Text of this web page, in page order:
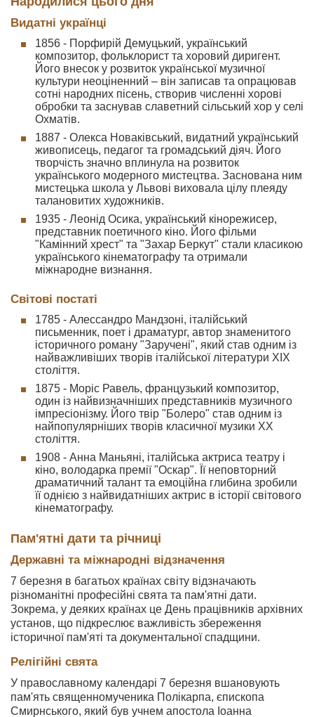
Видатні українці
1856 - Порфирій Демуцький, український
композитор, фольклорист та хоровий диригент.
Його внесок у розвиток української музичної
культури неоціненний – він записав та опрацював
сотні народних пісень, створив численні хорові
обробки та заснував славетний сільський хор у селі
Охматів.
1887 - Олекса Новаківський, видатний український
живописець, педагог та громадський діяч. Його
творчість значно вплинула на розвиток
українського модерного мистецтва. Заснована ним
мистецька школа у Львові виховала цілу плеяду
талановитих художників.
1935 - Леонід Осика, український кінорежисер,
представник поетичного кіно. Його фільми
"Камінний хрест" та "Захар Беркут" стали класикою
українського кінематографу та отримали
міжнародне визнання.
Світові постаті
1785 - Алессандро Мандзоні, італійський
письменник, поет і драматург, автор знаменитого
історичного роману "Заручені", який став одним із
найважливіших творів італійської літератури XIX
століття.
1875 - Моріс Равель, французький композитор,
один із найвизначніших представників музичного
імпресіонізму. Його твір "Болеро" став одним із
найпопулярніших творів класичної музики XX
століття.
1908 - Анна Маньяні, італійська актриса театру і
кіно, володарка премії "Оскар". Її неповторний
драматичний талант та емоційна глибина зробили
її однією з найвидатніших актрис в історії світового
кінематографу.
Пам'ятні дати та річниці
Державні та міжнародні відзначення
7 березня в багатьох країнах світу відзначають
різноманітні професійні свята та пам'ятні дати.
Зокрема, у деяких країнах це День працівників архівних
установ, що підкреслює важливість збереження
історичної пам'яті та документальної спадщини.
Релігійні свята
У православному календарі 7 березня вшановують
пам'ять священномученика Полікарпа, єпископа
Смирнського, який був учнем апостола Іоанна